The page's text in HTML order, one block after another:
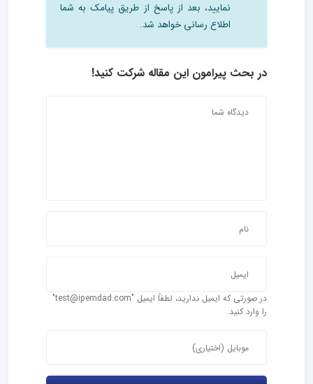
نمایید، بعد از پاسخ از طریق پیامک به شما
اطلاع رسانی خواهد شد.
در بحث‌ پیرامون این مقاله شرکت کنید!
در صورتی که ایمیل ندارید، لطفاً ایمیل "test@ipemdad.com"
را وارد کنید.